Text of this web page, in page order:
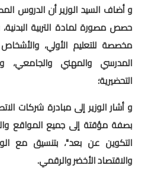
و أضاف السيد الوزير أن الدروس
حصص مصورة لمادة التربية
مخصصة للتعليم الأولي،
المدرسي والمهني والجامعي،
التحضيرية؛
و أشار الوزير إلى مبادرة شركات
بصفة مؤقتة إلى جميع المواقع
التكوين عن بعد"، بتنسيق مع
والاقتصاد الأخضر والرقمي.